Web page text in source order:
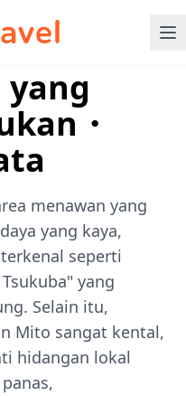
・
menawan yang
yang kaya,
seperti
yang
Selain itu,
Mito sangat kental,
hidangan lokal